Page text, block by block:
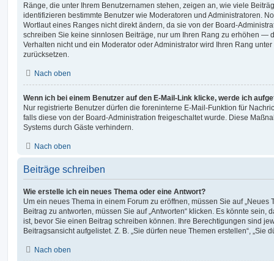
Ränge, die unter Ihrem Benutzernamen stehen, zeigen an, wie viele
identifizieren bestimmte Benutzer wie Moderatoren und Administratoren.
Wortlaut eines Ranges nicht direkt ändern, da sie von der Board-
schreiben Sie keine sinnlosen Beiträge, nur um Ihren Rang zu erhöhen —
Verhalten nicht und ein Moderator oder Administrator wird Ihren Rang
zurücksetzen.
Nach oben
Wenn ich bei einem Benutzer auf den E-Mail-Link klicke, werde ich
Nur registrierte Benutzer dürfen die foreninterne E-Mail-Funktion für
falls diese von der Board-Administration freigeschaltet wurde. Diese
Systems durch Gäste verhindern.
Nach oben
Beiträge schreiben
Wie erstelle ich ein neues Thema oder eine Antwort?
Um ein neues Thema in einem Forum zu eröffnen, müssen Sie auf „Neues
Beitrag zu antworten, müssen Sie auf „Antworten“ klicken. Es könnte sein,
ist, bevor Sie einen Beitrag schreiben können. Ihre Berechtigungen sind
Beitragsansicht aufgelistet. Z. B. „Sie dürfen neue Themen erstellen“, „Sie
Nach oben